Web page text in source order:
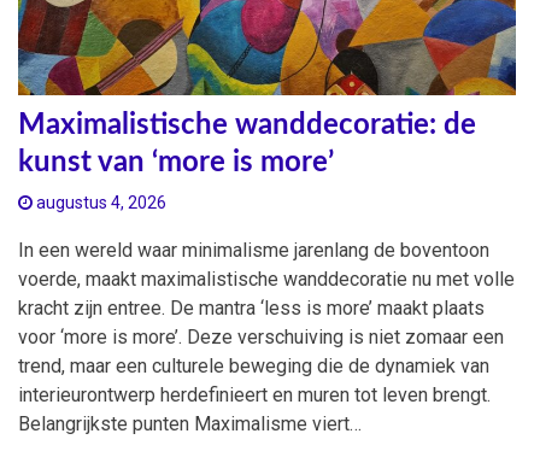
Maximalistische wanddecoratie: de
kunst van ‘more is more’
augustus 4, 2026
In een wereld waar minimalisme jarenlang de boventoon
voerde, maakt maximalistische wanddecoratie nu met volle
kracht zijn entree. De mantra ‘less is more’ maakt plaats
voor ‘more is more’. Deze verschuiving is niet zomaar een
trend, maar een culturele beweging die de dynamiek van
interieurontwerp herdefinieert en muren tot leven brengt.
Belangrijkste punten Maximalisme viert…